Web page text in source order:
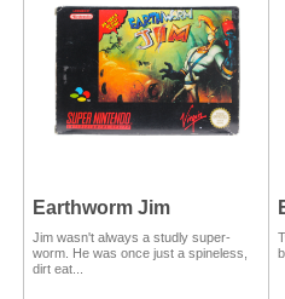
Earthworm Jim
Jim wasn't always a studly super-
worm. He was once just a spineless,
dirt eat...